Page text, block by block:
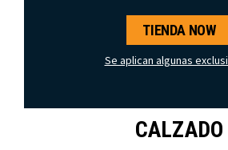
TIENDA NOW
Se aplican algunas
CALZADO